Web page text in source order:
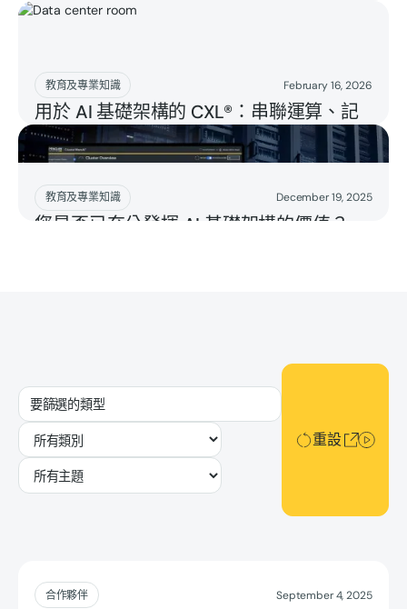
教育及專業知識 February 16, 2026
用於 AI 基礎架構的 CXL®：串聯運算、記
憶體與儲存裝置
Read more
教育及專業知識 December 19, 2025
您是否已充分發揮 AI 基礎架構的價值？
Read more
重設重設
合作夥伴 September 4, 2025
Read more